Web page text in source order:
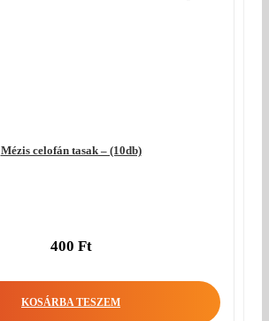
Mézis celofán tasak – (10db)
400 Ft
KOSÁRBA TESZEM